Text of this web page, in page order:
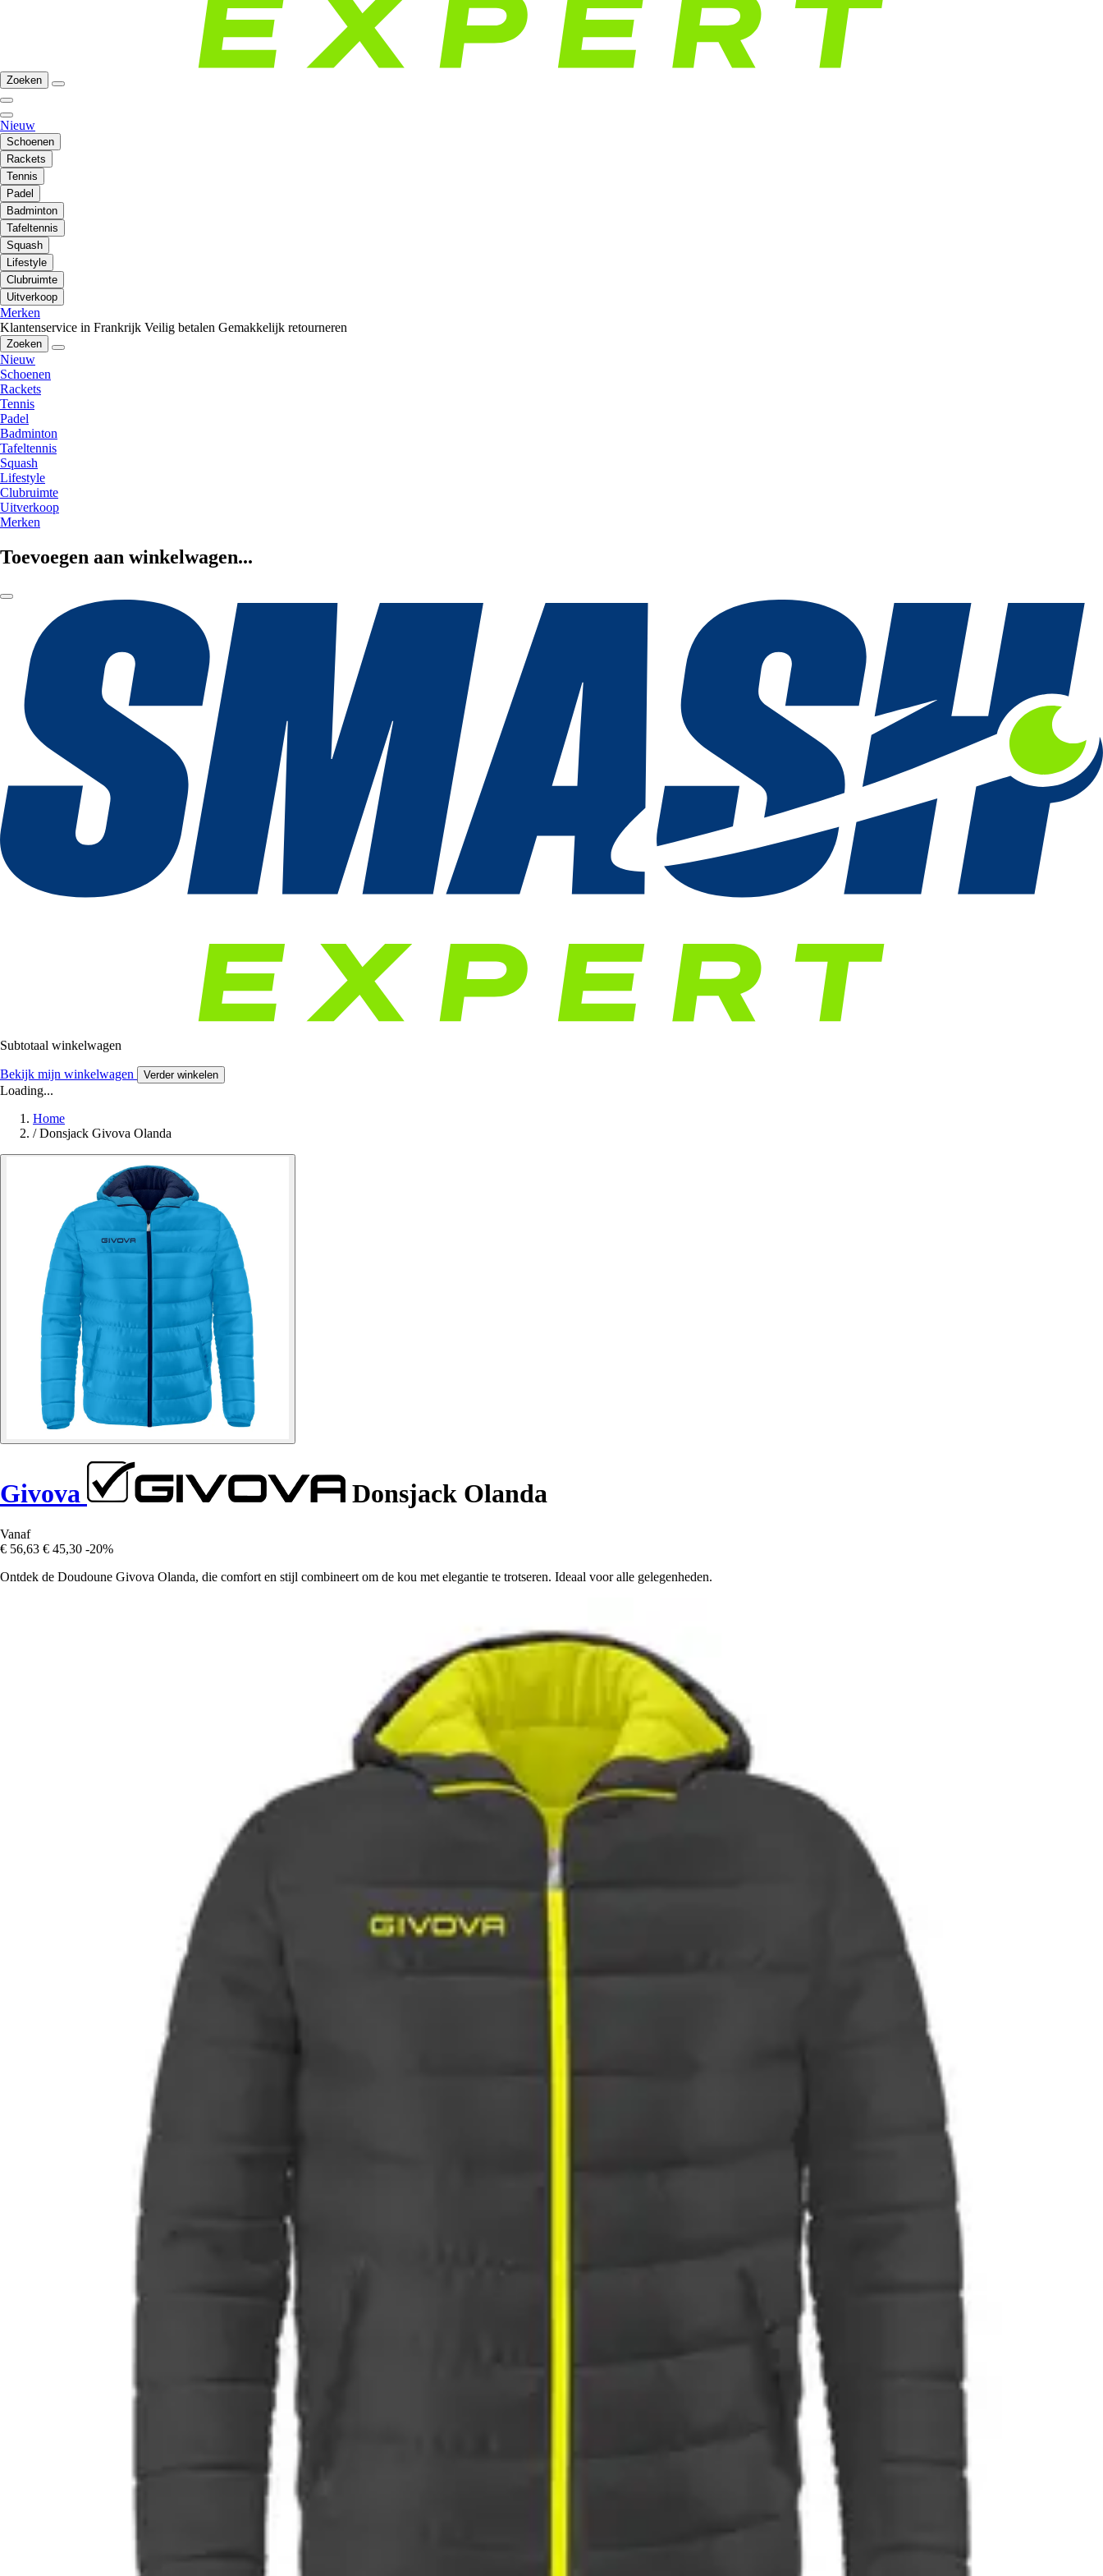
Zoeken
Nieuw
Schoenen
Rackets
Tennis
Padel
Badminton
Tafeltennis
Squash
Lifestyle
Clubruimte
Uitverkoop
Merken
Klantenservice in Frankrijk Veilig betalen Gemakkelijk retourneren
Zoeken
Nieuw
Schoenen
Rackets
Tennis
Padel
Badminton
Tafeltennis
Squash
Lifestyle
Clubruimte
Uitverkoop
Merken
Toevoegen aan winkelwagen...
Subtotaal winkelwagen
Bekijk mijn winkelwagen Verder winkelen
Loading...
Home
/ Donsjack Givova Olanda
Givova Donsjack Olanda
Vanaf
€ 56,63 € 45,30 -20%
Ontdek de Doudoune Givova Olanda, die comfort en stijl combineert om de kou met elegantie te trotseren. Ideaal voor alle gelegenheden.